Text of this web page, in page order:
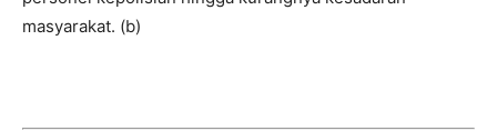
masyarakat. (b)